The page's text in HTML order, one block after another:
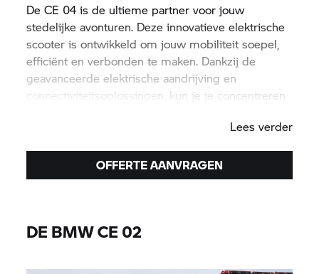
De CE 04 is de ultieme partner voor jouw
stedelijke avonturen. Deze innovatieve elektrische
scooter is ontwikkeld om jouw mobiliteit soepel,
efficiënt en verbonden te maken. Dankzij de
geavanceerde elektrische aandrijving en
connectiviteitsoplossingen, kun je je concentreren
werk, afspraak of inspiratie rijdt, de CE 04 brengt
motorscooter jouw leven #PluggedToLife brengt
en ontdek de toekomst van stedelijke mobiliteit.
Lees verder
OFFERTE AANVRAGEN
DE BMW CE 02